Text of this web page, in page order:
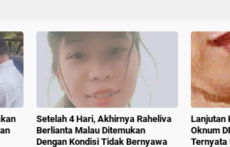
Setelah 4 Hari, Akhirnya Raheliva
Berlianta Malau Ditemukan
Dengan Kondisi Tidak Bernyawa
Lanjutan
Oknum
Ternyata